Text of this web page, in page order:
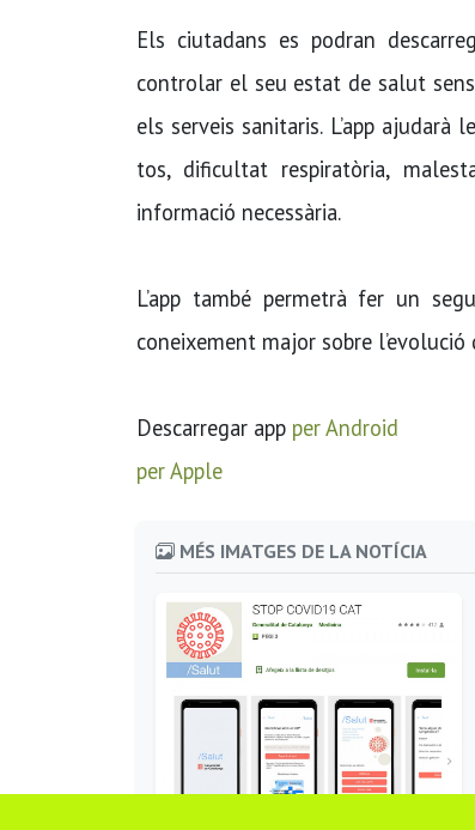
Els ciutadans es podran
controlar el seu estat de salut
els serveis sanitaris. L’app
tos, dificultat respiratòria,
informació necessària.
L’app també permetrà fer un
coneixement major sobre
Descarregar app per Android
per Apple
MÉS IMATGES DE LA NOTÍCIA